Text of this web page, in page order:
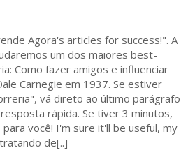
Agora's articles for success!". A
um dos maiores best-
Como fazer amigos e influenciar
Carnegie em 1937. Se estiver
vá direto ao último parágrafo
rápida. Se tiver 3 minutos,
você! I'm sure it'll be useful, my
de[..]